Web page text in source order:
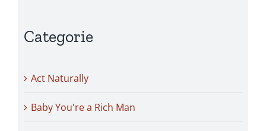
Categorie
Act Naturally
Baby You're a Rich Man